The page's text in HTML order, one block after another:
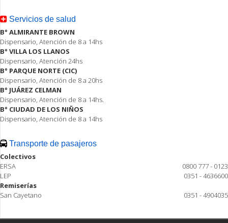
Servicios de salud
B° ALMIRANTE BROWN
Dispensario, Atención de 8 a 14hs
B° VILLA LOS LLANOS
Dispensario, Atención 24hs
B° PARQUE NORTE (CIC)
Dispensario, Atención de 8 a 20hs
B° JUÁREZ CELMAN
Dispensario, Atención de 8 a 14hs.
B° CIUDAD DE LOS NIÑOS
Dispensario, Atención de 8 a 14hs
Transporte de pasajeros
Colectivos
ERSA
0800 777 - 0123
LEP
0351 - 4636600
Remiserías
San Cayetano
0351 - 4904035